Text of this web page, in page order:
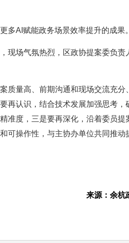
多AI赋能政务场景效率提升的成果。
现场气氛热烈，区政协提案委负责
质量高、前期沟通和现场交流充
再认识，结合技术发展加强思考
准度，三是要再深化，沿着委员提
可操作性，与主协办单位共同推
来源：余